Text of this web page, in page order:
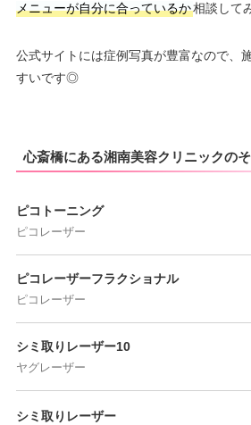
メニューが自分に合っているか相談して
公式サイトには症例写真が豊富なので、
すいです◎
心斎橋にある湘南美容クリニックの
ピコトーニング
ピコレーザー
ピコレーザーフラクショナル
ピコレーザー
シミ取りレーザー10
ヤグレーザー
シミ取りレーザー